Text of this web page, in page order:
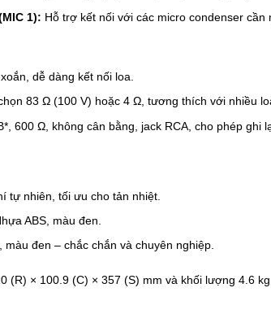
1): Hỗ trợ kết nối với các micro condenser cần
dễ dàng kết nối loa.
83 Ω (100 V) hoặc 4 Ω, tương thích với nhiều
600 Ω, không cân bằng, jack RCA, cho phép ghi
tự nhiên, tối ưu cho tản nhiệt.
ABS, màu đen.
màu đen – chắc chắn và chuyên nghiệp.
(R) × 100.9 (C) × 357 (S) mm và khối lượng 4.6